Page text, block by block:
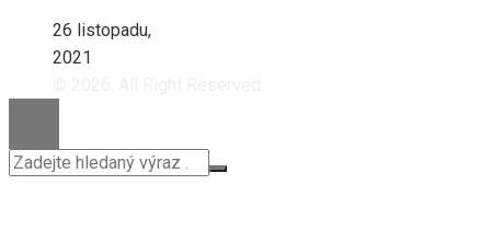
26 listopadu,
2021